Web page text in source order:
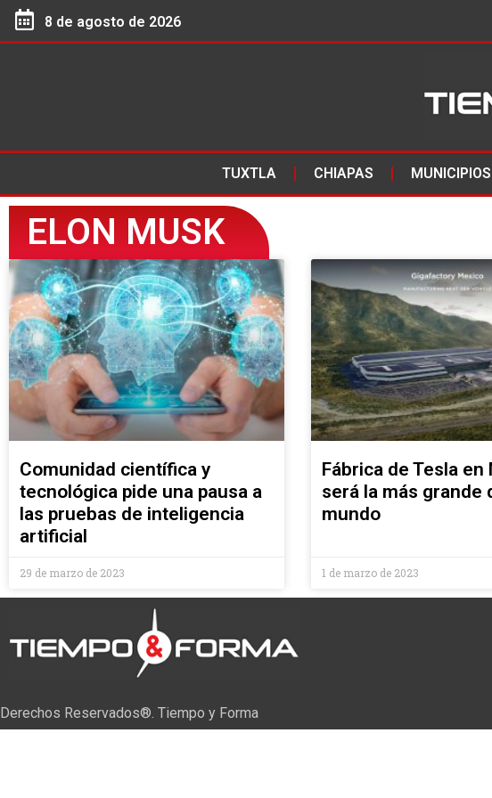
8 de agosto de 2026
TUXTLA CHIAPAS MUNICIPIOS
ELON MUSK
Comunidad científica y
tecnológica pide una pausa a
las pruebas de inteligencia
artificial
29 de marzo de 2023
Fábrica de Tesla en
será la más grande
mundo
1 de marzo de 2023
Derechos Reservados®. Tiempo y Forma